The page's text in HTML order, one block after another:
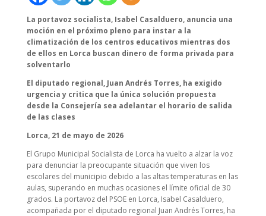
La portavoz socialista, Isabel Casalduero, anuncia una
moción en el próximo pleno para instar a la
climatización de los centros educativos mientras dos
de ellos en Lorca buscan dinero de forma privada para
solventarlo
El diputado regional, Juan Andrés Torres, ha exigido
urgencia y critica que la única solución propuesta
desde la Consejería sea adelantar el horario de salida
de las clases
Lorca, 21 de mayo de 2026
El Grupo Municipal Socialista de Lorca ha vuelto a alzar la voz
para denunciar la preocupante situación que viven los
escolares del municipio debido a las altas temperaturas en las
aulas, superando en muchas ocasiones el límite oficial de 30
grados. La portavoz del PSOE en Lorca, Isabel Casalduero,
acompañada por el diputado regional Juan Andrés Torres, ha